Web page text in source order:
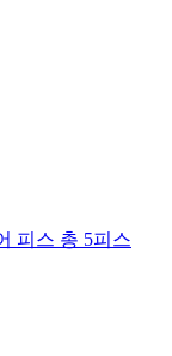
피스 총 5피스